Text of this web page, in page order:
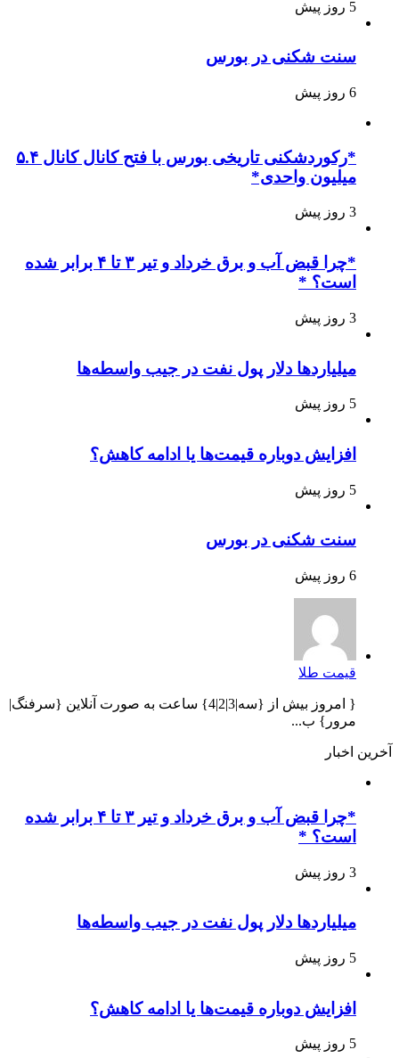
5 روز پیش
سنت شکنی در بورس
6 روز پیش
*رکوردشکنی تاریخی بورس با فتح کانال کانال ۵.۴
میلیون واحدی*
3 روز پیش
*چرا قبض آب و برق خرداد و تیر ۳ تا ۴ برابر شده
است؟ *
3 روز پیش
میلیاردها دلار پول نفت در جیب واسطه‌ها
5 روز پیش
افزایش دوباره قیمت‌ها یا ادامه کاهش؟
5 روز پیش
سنت شکنی در بورس
6 روز پیش
قیمت طلا
{ امروز بیش از {سه|3|2|4} ساعت به صورت آنلاین {سرفنگ|
مرور} ب...
آخرین اخبار
*چرا قبض آب و برق خرداد و تیر ۳ تا ۴ برابر شده
است؟ *
3 روز پیش
میلیاردها دلار پول نفت در جیب واسطه‌ها
5 روز پیش
افزایش دوباره قیمت‌ها یا ادامه کاهش؟
5 روز پیش